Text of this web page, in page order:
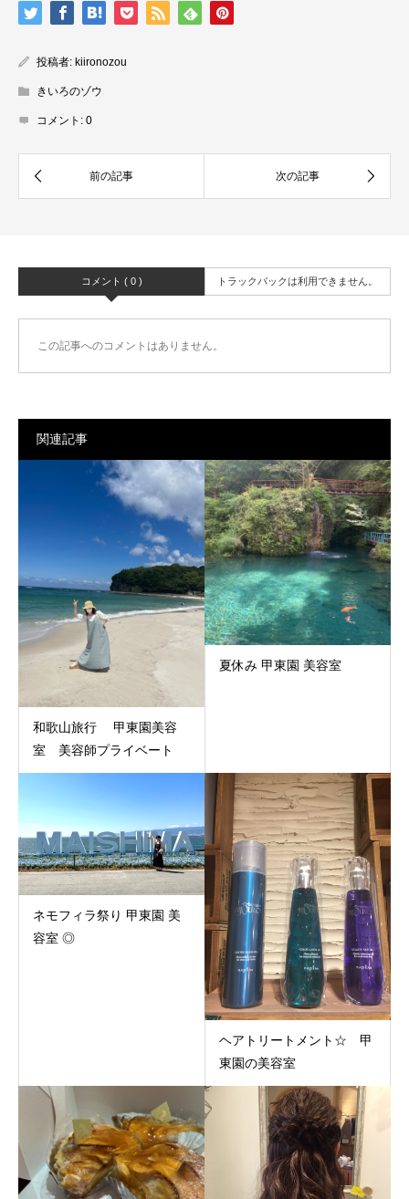
投稿者: kiironozou
きいろのゾウ
コメント: 0
コメント ( 0 ) トラックバックは利用できません。
この記事へのコメントはありません。
関連記事
和歌山旅行 甲東園美容
室 美容師プライベート
夏休み 甲東園 美容室
ネモフィラ祭り 甲東園 美
容室 ◎
ヘアトリートメント☆ 甲
東園の美容室